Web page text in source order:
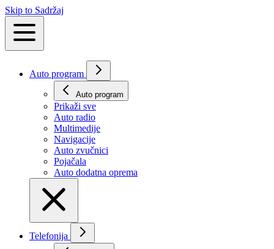
Skip to Sadržaj
Auto program
Auto program
Prikaži svе
Auto radio
Multimedije
Navigacije
Auto zvučnici
Pojačala
Auto dodatna oprema
Telefonija